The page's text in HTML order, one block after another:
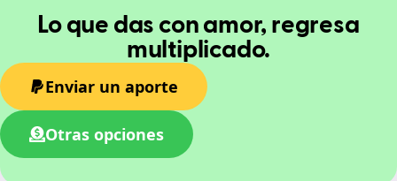
Lo que das con amor, regresa
multiplicado.
Enviar un aporte
Otras opciones